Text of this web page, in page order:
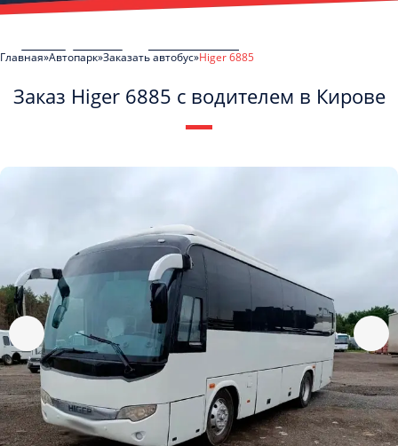
Главная Автопарк Заказать автобус Higer 6885
Заказ Higer 6885 с водителем в Кирове
обработку моих Персональных данных